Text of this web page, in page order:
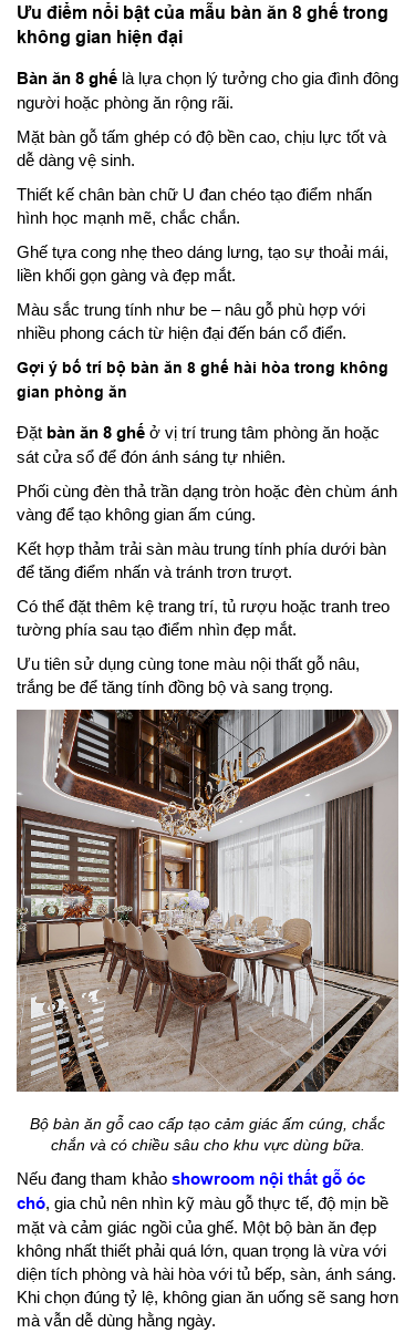
Ưu điểm nổi bật của mẫu bàn ăn 8 ghế trong
không gian hiện đại
Bàn ăn 8 ghế là lựa chọn lý tưởng cho gia đình đông
người hoặc phòng ăn rộng rãi.
Mặt bàn gỗ tấm ghép có độ bền cao, chịu lực tốt và
dễ dàng vệ sinh.
Thiết kế chân bàn chữ U đan chéo tạo điểm nhấn
hình học mạnh mẽ, chắc chắn.
Ghế tựa cong nhẹ theo dáng lưng, tạo sự thoải mái,
liền khối gọn gàng và đẹp mắt.
Màu sắc trung tính như be – nâu gỗ phù hợp với
nhiều phong cách từ hiện đại đến bán cổ điển.
Gợi ý bố trí bộ bàn ăn 8 ghế hài hòa trong không
gian phòng ăn
Đặt bàn ăn 8 ghế ở vị trí trung tâm phòng ăn hoặc
sát cửa sổ để đón ánh sáng tự nhiên.
Phối cùng đèn thả trần dạng tròn hoặc đèn chùm ánh
vàng để tạo không gian ấm cúng.
Kết hợp thảm trải sàn màu trung tính phía dưới bàn
để tăng điểm nhấn và tránh trơn trượt.
Có thể đặt thêm kệ trang trí, tủ rượu hoặc tranh treo
tường phía sau tạo điểm nhìn đẹp mắt.
Ưu tiên sử dụng cùng tone màu nội thất gỗ nâu,
trắng be để tăng tính đồng bộ và sang trọng.
Bộ bàn ăn gỗ cao cấp tạo cảm giác ấm cúng, chắc
chắn và có chiều sâu cho khu vực dùng bữa.
Nếu đang tham khảo showroom nội thất gỗ óc
chó, gia chủ nên nhìn kỹ màu gỗ thực tế, độ mịn bề
mặt và cảm giác ngồi của ghế. Một bộ bàn ăn đẹp
không nhất thiết phải quá lớn, quan trọng là vừa với
diện tích phòng và hài hòa với tủ bếp, sàn, ánh sáng.
Khi chọn đúng tỷ lệ, không gian ăn uống sẽ sang hơn
mà vẫn dễ dùng hằng ngày.